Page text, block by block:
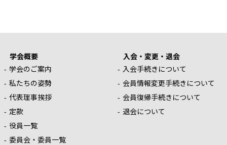
学会概要
学会のご案内
私たちの姿勢
代表理事挨拶
定款
役員一覧
委員会・委員一覧
入会・変更・退会
入会手続きについて
会員情報変更手続きについて
会員復帰手続きについて
退会について